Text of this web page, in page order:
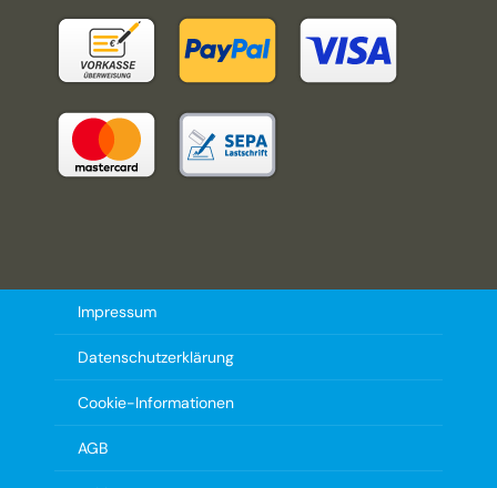
Impressum
Datenschutzerklärung
Cookie-Informationen
AGB